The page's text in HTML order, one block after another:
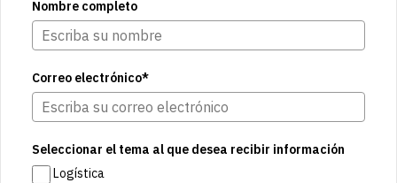
Nombre completo
Correo electrónico*
Seleccionar el tema al que desea recibir información
Logística